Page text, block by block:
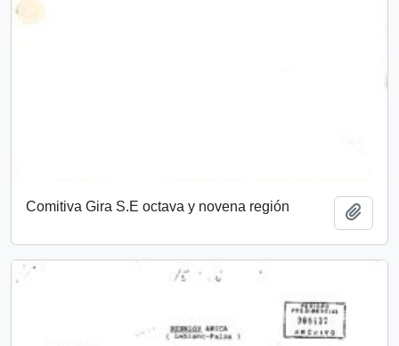
Comitiva Gira S.E octava y novena región